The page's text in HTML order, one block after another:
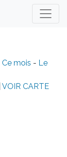
Ce mois - Le
VOIR CARTE